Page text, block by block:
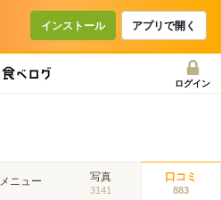
インストール アプリで開く
ログイン
メニュー 写真
3141
口コミ
883